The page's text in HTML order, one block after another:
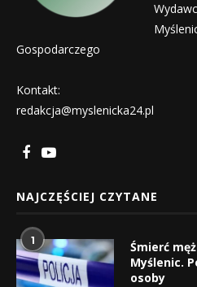
Gospodarczego
Kontakt:
redakcja@myslenicka24.pl
NAJCZĘŚCIEJ CZYTANE
1
Śmierć
Myślenic.
osoby